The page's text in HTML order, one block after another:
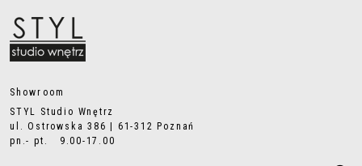
Showroom
STYL Studio Wnętrz
ul. Ostrowska 386 | 61-312 Poznań
pn.- pt. 9.00-17.00